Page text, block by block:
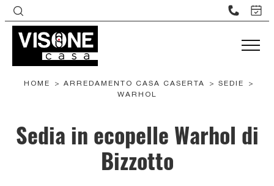
HOME > ARREDAMENTO CASA CASERTA > SEDIE
>
WARHOL
Sedia in ecopelle Warhol di
Bizzotto